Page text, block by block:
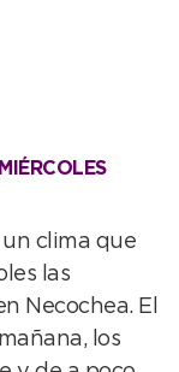
clima que
las
Necochea. El
los